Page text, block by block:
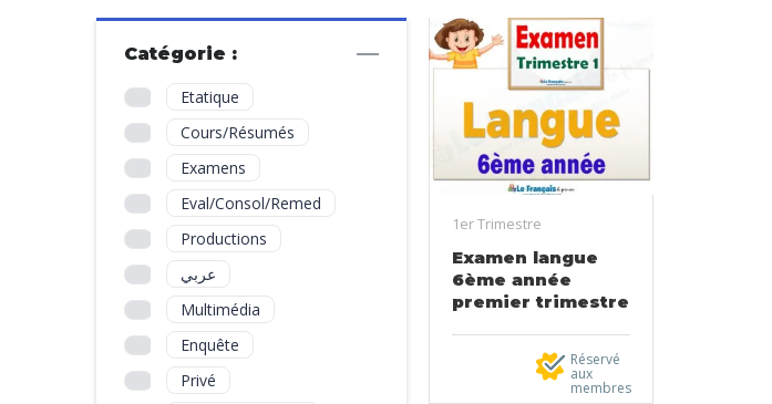
Catégorie :
Etatique
Cours/Résumés
Examens
Eval/Consol/Remed
Productions
عربي
Multimédia
Enquête
Privé
1er Trimestre
Examen langue
6ème année
premier trimestre
Réservé
aux
membres